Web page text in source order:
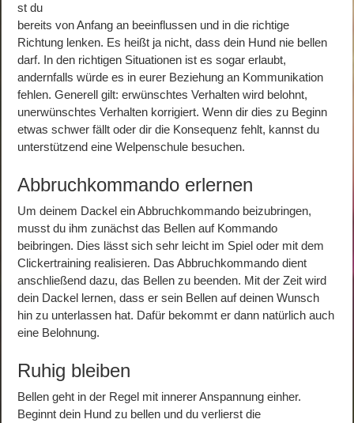
st du
bereits von Anfang an beeinflussen und in die richtige
Richtung lenken. Es heißt ja nicht, dass dein Hund nie bellen
darf. In den richtigen Situationen ist es sogar erlaubt,
andernfalls würde es in eurer Beziehung an Kommunikation
fehlen. Generell gilt: erwünschtes Verhalten wird belohnt,
unerwünschtes Verhalten korrigiert. Wenn dir dies zu Beginn
etwas schwer fällt oder dir die Konsequenz fehlt, kannst du
unterstützend eine Welpenschule besuchen.
Abbruchkommando erlernen
Um deinem Dackel ein Abbruchkommando beizubringen,
musst du ihm zunächst das Bellen auf Kommando
beibringen. Dies lässt sich sehr leicht im Spiel oder mit dem
Clickertraining realisieren. Das Abbruchkommando dient
anschließend dazu, das Bellen zu beenden. Mit der Zeit wird
dein Dackel lernen, dass er sein Bellen auf deinen Wunsch
hin zu unterlassen hat. Dafür bekommt er dann natürlich auch
eine Belohnung.
Ruhig bleiben
Bellen geht in der Regel mit innerer Anspannung einher.
Beginnt dein Hund zu bellen und du verlierst die